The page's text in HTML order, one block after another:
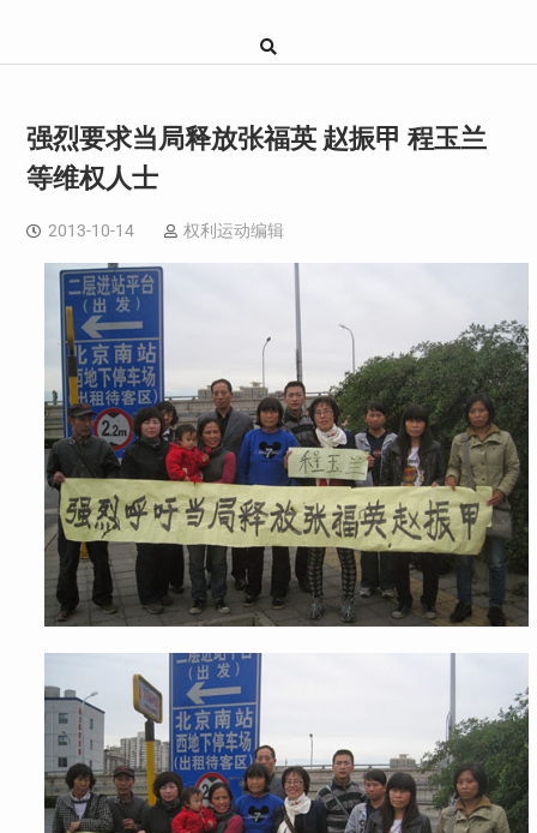
强烈要求当局释放张福英 赵振甲 程玉兰
等维权人士
2013-10-14 权利运动编辑